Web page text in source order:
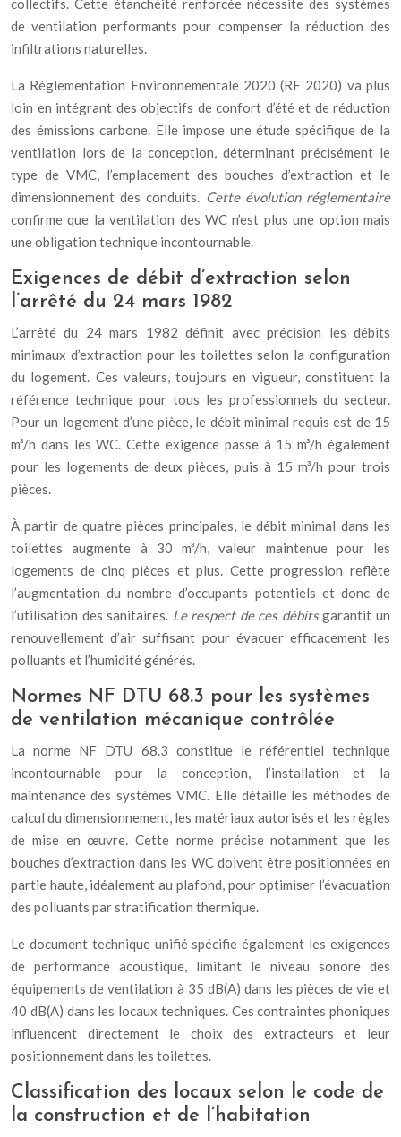
collectifs. Cette étanchéité renforcée nécessite des systèmes
de ventilation performants pour compenser la réduction des
infiltrations naturelles.
La Réglementation Environnementale 2020 (RE 2020) va plus
loin en intégrant des objectifs de confort d’été et de réduction
des émissions carbone. Elle impose une étude spécifique de la
ventilation lors de la conception, déterminant précisément le
type de VMC, l’emplacement des bouches d’extraction et le
dimensionnement des conduits. Cette évolution réglementaire
confirme que la ventilation des WC n’est plus une option mais
une obligation technique incontournable.
Exigences de débit d’extraction selon
l’arrêté du 24 mars 1982
L’arrêté du 24 mars 1982 définit avec précision les débits
minimaux d’extraction pour les toilettes selon la configuration
du logement. Ces valeurs, toujours en vigueur, constituent la
référence technique pour tous les professionnels du secteur.
Pour un logement d’une pièce, le débit minimal requis est de 15
m³/h dans les WC. Cette exigence passe à 15 m³/h également
pour les logements de deux pièces, puis à 15 m³/h pour trois
pièces.
À partir de quatre pièces principales, le débit minimal dans les
toilettes augmente à 30 m³/h, valeur maintenue pour les
logements de cinq pièces et plus. Cette progression reflète
l’augmentation du nombre d’occupants potentiels et donc de
l’utilisation des sanitaires. Le respect de ces débitsgarantit un
renouvellement d’air suffisant pour évacuer efficacement les
polluants et l’humidité générés.
Normes NF DTU 68.3 pour les systèmes
de ventilation mécanique contrôlée
La norme NF DTU 68.3 constitue le référentiel technique
incontournable pour la conception, l’installation et la
maintenance des systèmes VMC. Elle détaille les méthodes de
calcul du dimensionnement, les matériaux autorisés et les règles
de mise en œuvre. Cette norme précise notamment que les
bouches d’extraction dans les WC doivent être positionnées en
partie haute, idéalement au plafond, pour optimiser l’évacuation
des polluants par stratification thermique.
Le document technique unifié spécifie également les exigences
de performance acoustique, limitant le niveau sonore des
équipements de ventilation à 35 dB(A) dans les pièces de vie et
40 dB(A) dans les locaux techniques. Ces contraintes phoniques
influencent directement le choix des extracteurs et leur
positionnement dans les toilettes.
Classification des locaux selon le code de
la construction et de l’habitation